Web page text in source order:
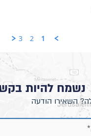
1
2
3
נשמח להיות
השאירו הודעה